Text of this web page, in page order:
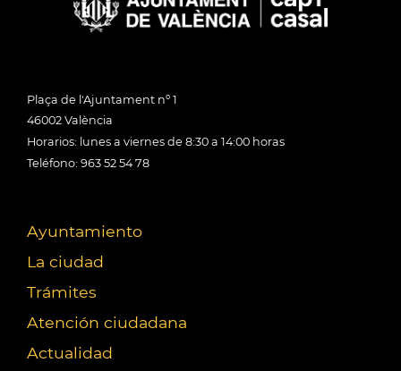
Plaça de l'Ajuntament nº 1
46002 València
Horarios: lunes a viernes de 8:30 a 14:00 horas
Teléfono: 963 52 54 78
Ayuntamiento
La ciudad
Trámites
Atención ciudadana
Actualidad